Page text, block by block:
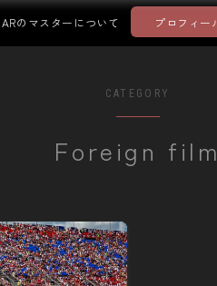
のマスターについて プロフィー
CATEGORY
Foreign film